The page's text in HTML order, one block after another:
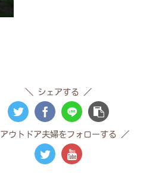
シェアする
アウトドア夫婦をフォローする